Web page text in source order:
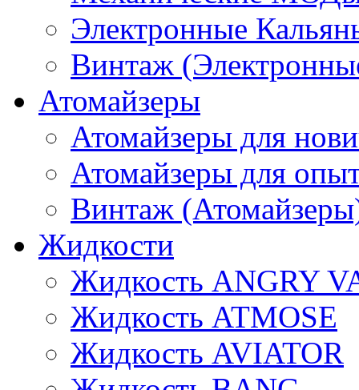
Электронные
Винтаж
Атомайзеры
Атомайзеры для
Атомайзеры для
Винтаж
Жидкости
Жидкость ANGRY
Жидкость ATMOSE
Жидкость AVIATOR